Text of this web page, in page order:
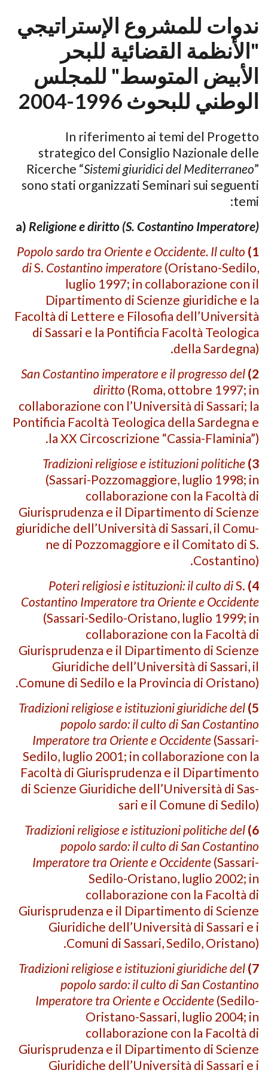
ندوات للمشروع الإستراتيجي
"الأنظمة القضائية للبحر
الأبيض المتوسط" للمجلس
الوطني للبحوث 1996-2004
In riferimento ai temi del Progetto
strategico del Con­siglio Nazionale delle
Ricerche “Sistemi giuridici del Mediterraneo”
sono stati organizzati Seminari sui seguenti
temi:
a) Religione e diritto (S. Costantino Imperatore)
1)
Popolo sardo tra Oriente e Occidente. Il culto
diS. Costantino imperatore (Oristano-Sedilo,
luglio 1997; in collaborazione con il
Dipartimento di Scienze giuridiche e la
Facoltà di Lettere e Filosofia dell’Università
di Sassari e la Pontificia Facoltà Teologica
della Sardegna).
2)
San Costantino imperatore e il progresso del
diritto (Roma, ottobre 1997; in
collaborazione con l’Università di Sassari; la
Pontificia Facoltà Teologica della Sardegna e
la XX Circoscrizione “Cassia-Flaminia”).
3)
Tradizioni religiose e istituzioni politiche
(Sassari-Pozzomaggiore, luglio 1998; in
collaborazione con la Facoltà di
Giurisprudenza e il Dipartimento di Scienze
giuridiche dell’Università di Sassari, il Comu­
ne di Pozzomaggiore e il Comitato di S.
Costantino).
4)
Poteri religiosi e istituzioni: il culto diS.
Costantino Imperatore tra Oriente e Occidente
(Sassari-Sedilo-Ori­stano, luglio 1999; in
collaborazione con la Facoltà di
Giurisprudenza e il Dipartimento di Scienze
Giuridiche dell’Università di Sassari, il
Comune di Sedilo e la Provincia di Orista­no).
5)
Tradizioni religiose e istituzioni giuridiche del
popolo sardo: il culto di San Costantino
Imperatore tra Oriente e Occidente (Sassari-
Sedilo, luglio 2001; in collaborazione con la
Facoltà di Giurisprudenza e il Dipartimento
di Scienze Giuridiche dell’Università di Sas­
sari e il Comune di Sedilo)
6)
Tradizioni religiose e istituzioni politiche del
popolo sardo: il culto di San Costantino
Imperatore tra Oriente e Occidente (Sassari-
Sedilo-Oristano, luglio 2002; in
collaborazione con la Facoltà di
Giurisprudenza e il Dipartimento di Scienze
Giuridiche dell’Università di Sassari e i
Comuni di Sassari, Sedilo, Oristano).
7)
Tradizioni religiose e istituzioni giuridiche del
popolo sardo: il culto di San Costantino
Imperatore tra Oriente e Occidente (Sedilo-
Oristano-Sassari, luglio 2004; in
collaborazione con la Facoltà di
Giurisprudenza e il Dipartimento di Scienze
Giuridiche dell’Università di Sassari e i